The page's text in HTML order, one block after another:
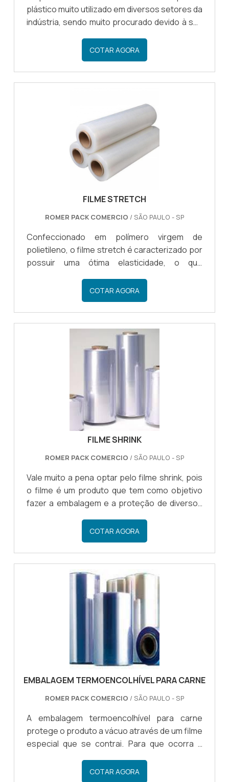
plástico muito utilizado em diversos setores da
indústria, sendo muito procurado devido à sua
meio do plástico termo é possível fazer a
embalagem de diversos tipos de materiais,
uma vez que o plástico encolhível se adapta ao
tamanho e ao formato do material, sendo
eficiente.INFORMAÇÕES RELEVANTES DESSE
PLÁSTICODessa forma, o plástico é muito
procurado pelos clientes que precisam fa.
COTAR AGORA
FILME STRETCH
ROMER PACK COMERCIO / SÃO PAULO - SP
Confeccionado em polímero virgem de
polietileno, o filme stretch é caracterizado por
possuir uma ótima elasticidade, o que
para diferentes tipos de segmento. O filme é
compacto e protege contra a umidade e a
ação de resíduos. Aplica-se o stretch
principalmente para embalar cargas, com o
objetivo de imobilizar a mercadoria. São
aplicações mais comuns para o uso do filme:
Imobilização de cargas em cima de pallets;
COTAR AGORA
FILME SHRINK
ROMER PACK COMERCIO / SÃO PAULO - SP
Vale muito a pena optar pelo filme shrink, pois
o filme é um produto que tem como objetivo
fazer a embalagem e a proteção de diversos
diferentes setores da indústria.OS BENEFÍCIOS
DE INVESTIR EM UM FILMEPor meio do shrink o
cliente tem acesso a um produto de qualidade
reconhecida no mercado e que, além de fazer
a embalagem, protege o material no momento
do transporte, impedido que ele caia com
facilidade, por exemplo.Há diversos benefícios
COTAR AGORA
EMBALAGEM TERMOENCOLHÍVEL PARA CARNE
ROMER PACK COMERCIO / SÃO PAULO - SP
A embalagem termoencolhível para carne
protege o produto a vácuo através de um filme
especial que se contrai. Para que ocorra a
contato com a água quente, dessa maneira o
COTAR AGORA